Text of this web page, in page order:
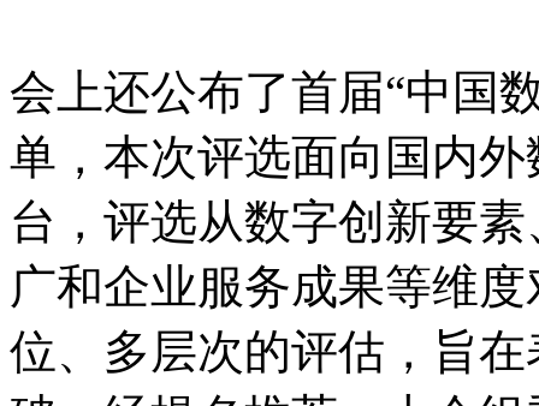
会上还公布了首届“中国
单，本次评选面向国内
台，评选从数字创新要
广和企业服务成果等维
位、多层次的评估，旨